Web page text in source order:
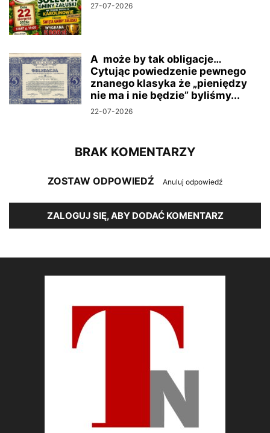
27-07-2026
A może by tak obligacje…
Cytując powiedzenie pewnego
znanego klasyka że „pieniędzy
nie ma i nie będzie” byliśmy...
22-07-2026
BRAK KOMENTARZY
ZOSTAW ODPOWIEDŹ Anuluj odpowiedź
ZALOGUJ SIĘ, ABY DODAĆ KOMENTARZ